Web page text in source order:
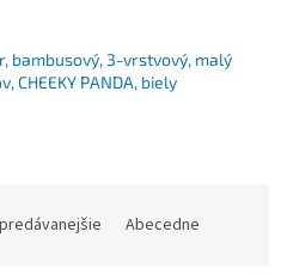
bambusový, 3-vrstvový, malý
CHEEKY PANDA, biely
Abecedne